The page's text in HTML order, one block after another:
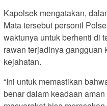
Kapolsek mengatakan,
Mata tersebut personil
waktunya untuk berhenti di
rawan terjadinya gangguan
kejahatan.
“Ini untuk memastikan
benar dalam keadaan